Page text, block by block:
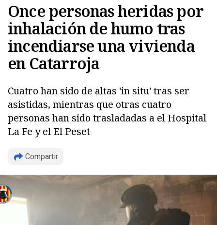
Once personas heridas por
inhalación de humo tras
incendiarse una vivienda
en Catarroja
Cuatro han sido de altas 'in situ' tras ser
asistidas, mientras que otras cuatro
personas han sido trasladadas a el Hospital
La Fe y el El Peset
Compartir
Copiar